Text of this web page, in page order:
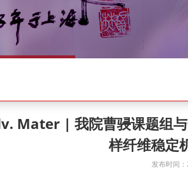
Mater | 我院曹骎课题组与
样纤维稳定
发布时间